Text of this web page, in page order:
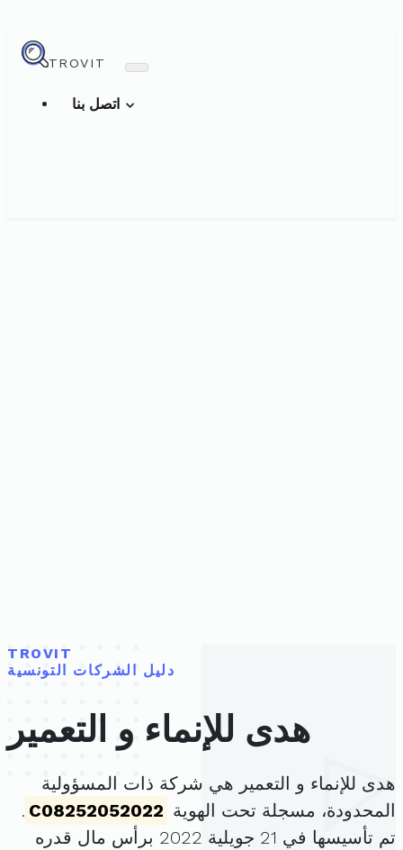
TROVIT
TROVIT
دليل الشركات التونسية
هدى للإنماء و التعمير
هدى للإنماء و التعمير هي شركة ذات المسؤولية
المحدودة، مسجلة تحت الهوية C08252052022
.
تم تأسيسها في 21 جويلية 2022 برأس مال قدره